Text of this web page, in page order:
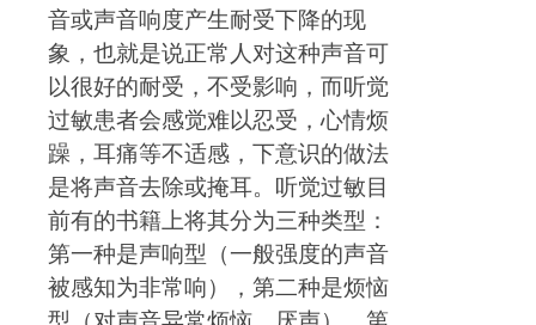
音或声音响度产生耐受下降的现
象，也就是说正常人对这种声音可
以很好的耐受，不受影响，而听觉
过敏患者会感觉难以忍受，心情烦
躁，耳痛等不适感，下意识的做法
是将声音去除或掩耳。听觉过敏目
前有的书籍上将其分为三种类型：
第一种是声响型（一般强度的声音
被感知为非常响），第二种是烦恼